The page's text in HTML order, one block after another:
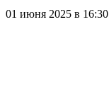
01 июня 2025 в 16:30